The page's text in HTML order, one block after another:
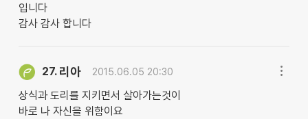
입니다
감사 감사 합니다
27. 리아 2015.06.05 20:30
상식과 도리를 지키면서 살아가는것이
바로 나 자신을 위함이요